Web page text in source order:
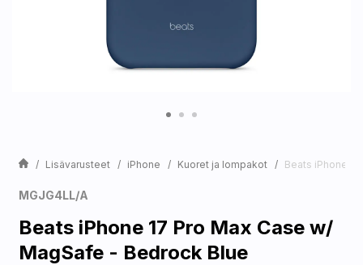
Lisävarusteet iPhone Kuoret ja lompakot Beats iPhone
MGJG4LL/A
Beats iPhone 17 Pro Max Case w/
MagSafe - Bedrock Blue